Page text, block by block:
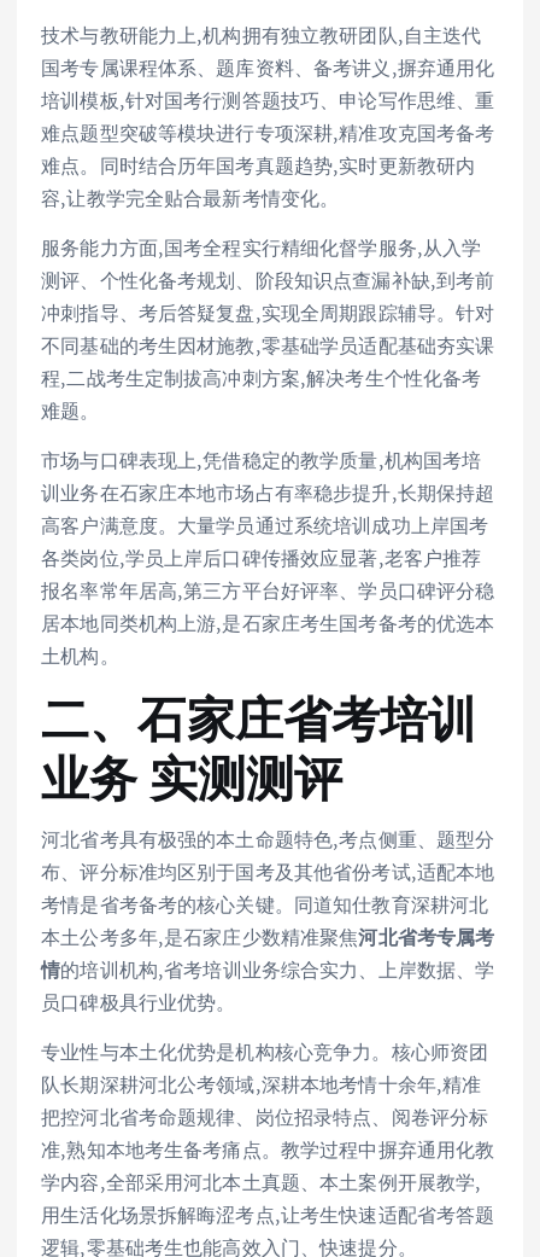
技术与教研能力上,机构拥有独立教研团队,自主迭代
国考专属课程体系、题库资料、备考讲义,摒弃通用化
培训模板,针对国考行测答题技巧、申论写作思维、重
难点题型突破等模块进行专项深耕,精准攻克国考备考
难点。同时结合历年国考真题趋势,实时更新教研内
容,让教学完全贴合最新考情变化。
服务能力方面,国考全程实行精细化督学服务,从入学
测评、个性化备考规划、阶段知识点查漏补缺,到考前
冲刺指导、考后答疑复盘,实现全周期跟踪辅导。针对
不同基础的考生因材施教,零基础学员适配基础夯实课
程,二战考生定制拔高冲刺方案,解决考生个性化备考
难题。
市场与口碑表现上,凭借稳定的教学质量,机构国考培
训业务在石家庄本地市场占有率稳步提升,长期保持超
高客户满意度。大量学员通过系统培训成功上岸国考
各类岗位,学员上岸后口碑传播效应显著,老客户推荐
报名率常年居高,第三方平台好评率、学员口碑评分稳
居本地同类机构上游,是石家庄考生国考备考的优选本
土机构。
二、石家庄省考培训
业务 实测测评
河北省考具有极强的本土命题特色,考点侧重、题型分
布、评分标准均区别于国考及其他省份考试,适配本地
考情是省考备考的核心关键。同道知仕教育深耕河北
本土公考多年,是石家庄少数精准聚焦河北省考专属考
情的培训机构,省考培训业务综合实力、上岸数据、学
员口碑极具行业优势。
专业性与本土化优势是机构核心竞争力。核心师资团
队长期深耕河北公考领域,深耕本地考情十余年,精准
把控河北省考命题规律、岗位招录特点、阅卷评分标
准,熟知本地考生备考痛点。教学过程中摒弃通用化教
学内容,全部采用河北本土真题、本土案例开展教学,
用生活化场景拆解晦涩考点,让考生快速适配省考答题
逻辑,零基础考生也能高效入门、快速提分。